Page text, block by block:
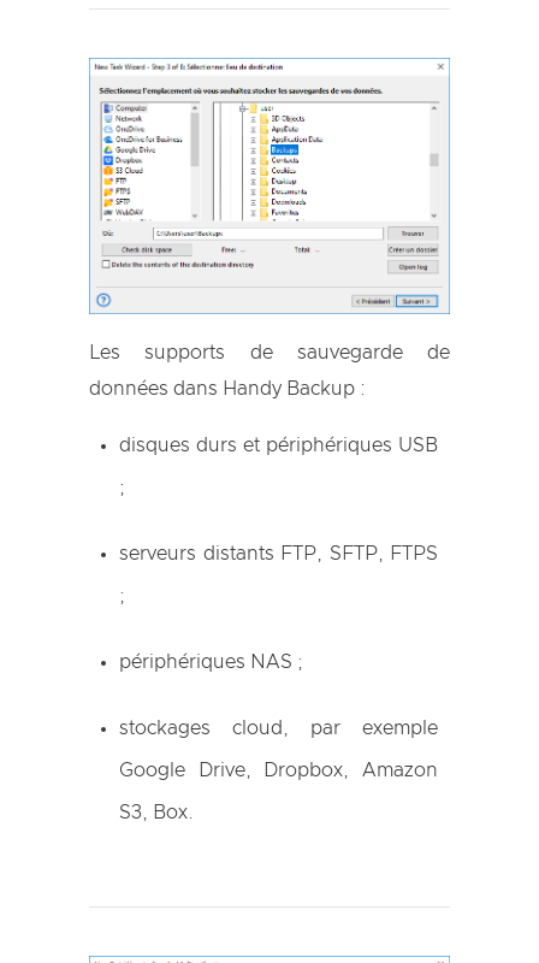
Les supports de sauvegarde de
données dans Handy Backup :
disques durs et périphériques USB
;
serveurs distants FTP, SFTP, FTPS
;
périphériques NAS ;
stockages cloud, par exemple
Google Drive, Dropbox, Amazon
S3, Box.